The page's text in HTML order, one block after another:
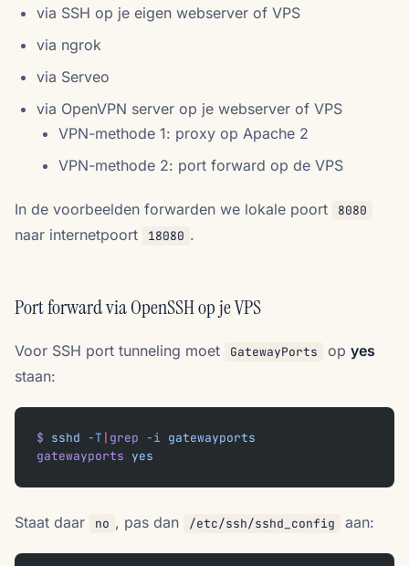
via SSH op je eigen webserver of VPS
via ngrok
via Serveo
via OpenVPN server op je webserver of VPS
VPN-methode 1: proxy op Apache 2
VPN-methode 2: port forward op de VPS
In de voorbeelden forwarden we lokale poort 8080
naar internetpoort 18080 .
Port forward via OpenSSH op je VPS
Voor SSH port tunneling moet GatewayPorts op yes
staan:
$ sshd -T | grep -i gatewayports
gatewayports yes
Staat daar no , pas dan /etc/ssh/sshd_config aan: